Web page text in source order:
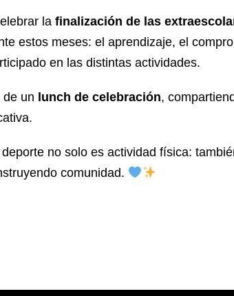
la finalización de las
estos meses: el aprendizaje, el
en las distintas actividades.
de un lunch de celebración,
no solo es actividad física:
comunidad.